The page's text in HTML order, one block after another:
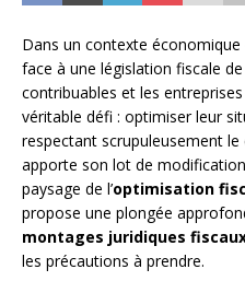
Dans un contexte
face à une législation fiscale
contribuables et les
véritable défi : optimiser leur
respectant scrupuleusement le
apporte son lot de
paysage de l’optimisation
propose une plongée
montages juridiques
les précautions à prendre.